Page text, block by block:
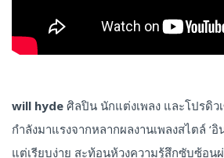
will hyde ศิลปิน นักแต่งเพลง และโปรดิว
กำลังมาแรงจากหลากผลงานเพลงสไตล์ ‘
แต่เรียบง่าย สะท้อนห้วงความรู้สึกซับซ้อนผ่